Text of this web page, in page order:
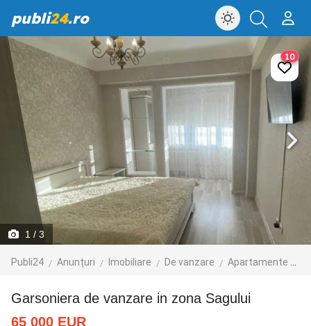
publi24.ro
1 / 3
Publi24 Anunțuri Imobiliare De vanzare Apartamente de vanzare
10
Garsoniera de vanzare in zona Sagului
65 000 EUR